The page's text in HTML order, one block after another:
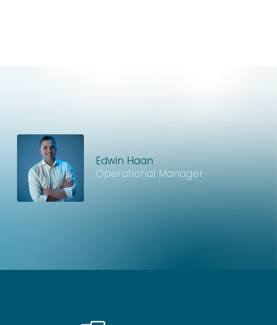
Edwin Haan
Operational Manager